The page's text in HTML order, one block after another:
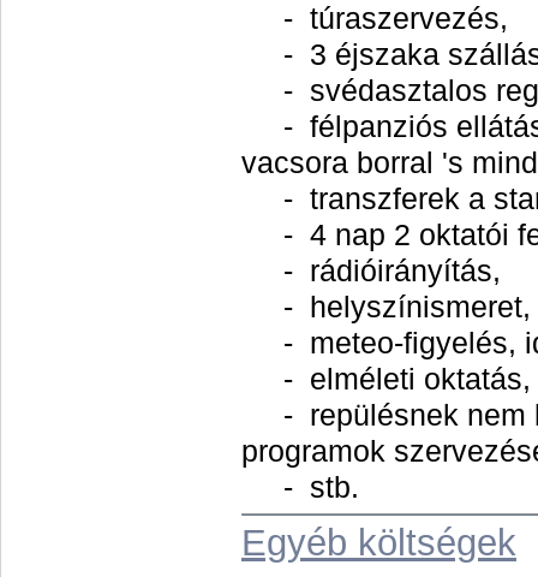
- túraszervezés,
- 3 éjszaka
- svédasztalos
- félpanziós
vacsora borral 's
- transzferek a
- 4 nap 2 oktatói
- rádióirányítás,
- helyszínismeret,
- meteo-figyelés,
- elméleti oktatás,
- repülésnek nem
programok
- stb.
Egyéb költségek